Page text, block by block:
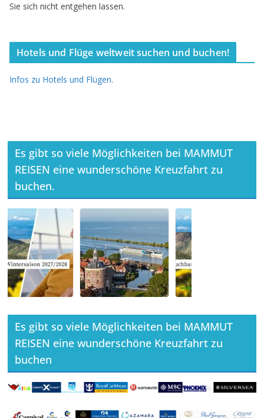
Sie sich nicht entgehen lassen.
Hotels und Flüge weltweit suchen und buchen!
Infos zu Hotels und Flügen.
Es gibt so viele Möglichkeiten bei MAMMUT
REISEN eine wunderschöne Kreuzfahrt zu
buchen.
Es gibt so viele Möglichkeiten bei MAMMUT
REISEN eine wunderschöne Kreuzfahrt zu
buchen